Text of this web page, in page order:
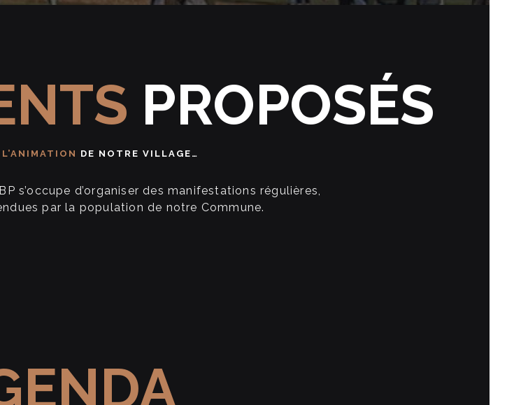
PROPOSÉS
L’ANIMATION DE NOTRE VILLAGE…
s’occupe d’organiser des manifestations régulières,
par la population de notre Commune.